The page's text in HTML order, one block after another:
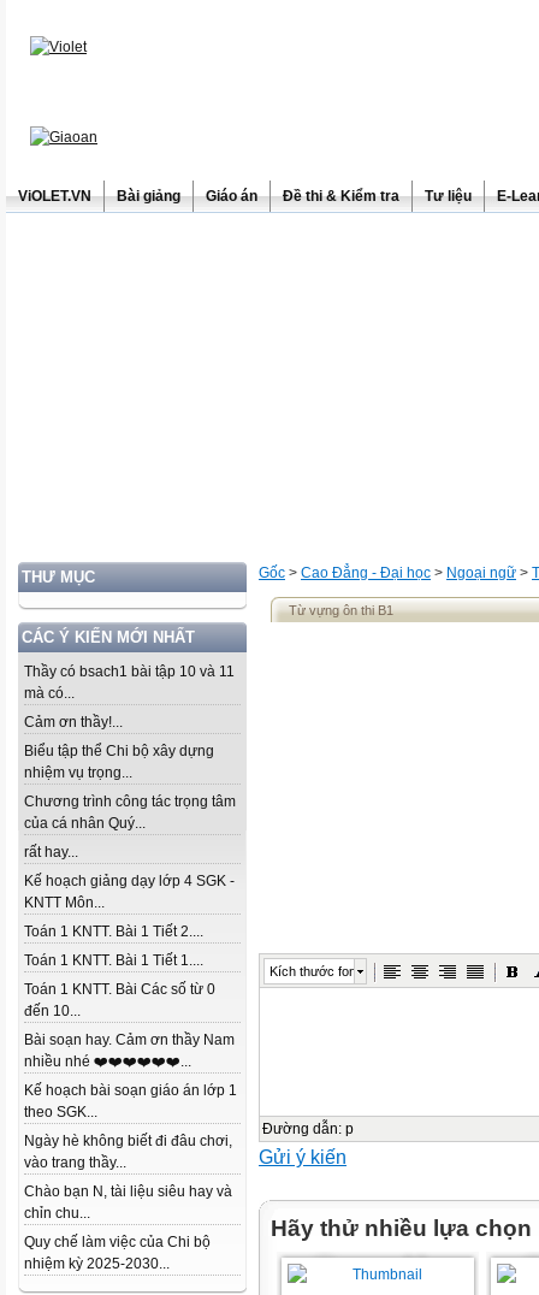
ViOLET.VN Bài giảng Giáo án Đề thi & Kiểm tra Tư liệu E-
THƯ MỤC
CÁC Ý KIẾN MỚI NHẤT
Thầy có bsach1 bài tập 10 và 11
mà có...
Cảm ơn thầy!...
Biểu tập thể Chi bộ xây dựng
nhiệm vụ trọng...
Chương trình công tác trọng tâm
của cá nhân Quý...
rất hay...
Kế hoạch giảng dạy lớp 4 SGK -
KNTT Môn...
Toán 1 KNTT. Bài 1 Tiết 2....
Toán 1 KNTT. Bài 1 Tiết 1....
Toán 1 KNTT. Bài Các số từ 0
đến 10...
Bài soạn hay. Cảm ơn thầy Nam
nhiều nhé ❤️❤️❤️❤️❤️❤️...
Kế hoạch bài soạn giáo án lớp 1
theo SGK...
Ngày hè không biết đi đâu chơi,
vào trang thầy...
Chào bạn N, tài liệu siêu hay và
chỉn chu...
Quy chế làm việc của Chi bộ
nhiệm kỳ 2025-2030...
Gốc > Cao Đẳng - Đại học > Ngoại ngữ >
Từ vựng ôn thi B1
Kích thước font
Đường dẫn: p
Gửi ý kiến
Hãy thử nhiều lựa chọn